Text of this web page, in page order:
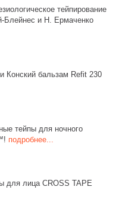
тейпирование
Блейнес и Н. Ермаченко
Конский бальзам Refit 230
тейпы для ночного
подробнее...
для лица CROSS TAPE